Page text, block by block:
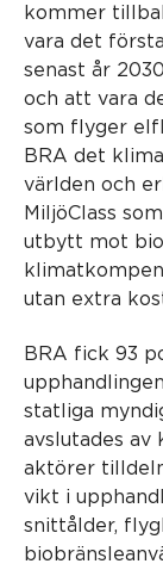
kommer
vara det
senast år
och att vara
som flyger
BRA det
världen och
MiljöClass
utbytt mot
utan extra
BRA fick 93
statliga
avslutades
aktörer
vikt i
snittålder,